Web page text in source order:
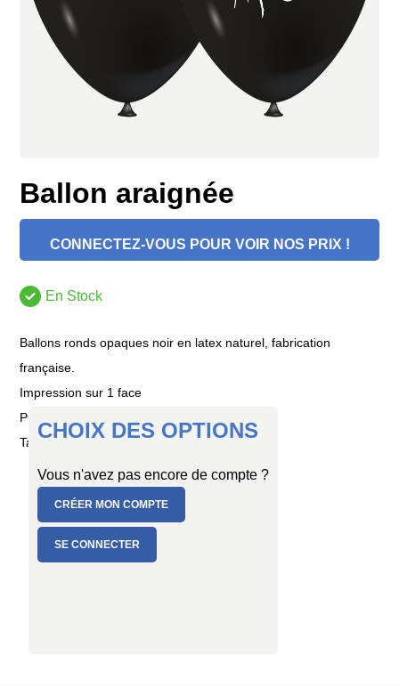
Ballon araignée
CONNECTEZ-VOUS POUR VOIR NOS PRIX !
En Stock
Ballons ronds opaques noir en latex naturel, fabrication
française.
Impression sur 1 face
PC de 10 ballons
Taille : Ø 25/29 cm
CHOIX DES OPTIONS
Vous n'avez pas encore de compte ?
CRÉER MON COMPTE
SE CONNECTER